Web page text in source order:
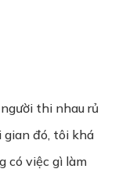
thi nhau rủ
gian đó, tôi khá
có việc gì làm